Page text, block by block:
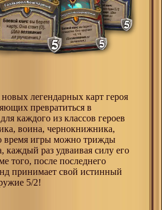
легендарных карт героя
превратиться в
каждого из классов героев
воина, чернокнижника,
время игры можно трижды
каждый раз удваивая силу его
того, после последнего
принимает свой истинный
5/2!